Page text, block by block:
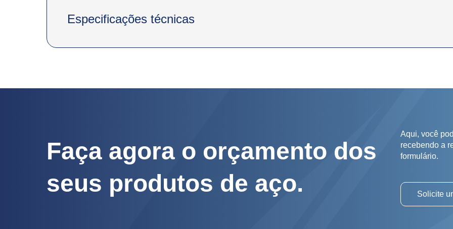
Especificações técnicas
Faça agora o orçamento dos
seus produtos de aço.
Aqui, você
recebendo a
formulário.
Solicite